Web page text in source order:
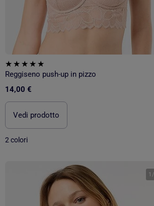
Reggiseno push-up in pizzo
14,00 €
Vedi prodotto
2 colori
1 /